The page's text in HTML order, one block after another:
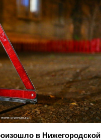
в Нижегородской